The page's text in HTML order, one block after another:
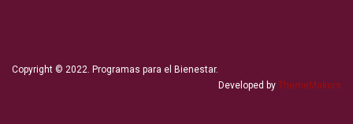
Copyright © 2022. Programas para el Bienestar.
Developed by ThemeMakers